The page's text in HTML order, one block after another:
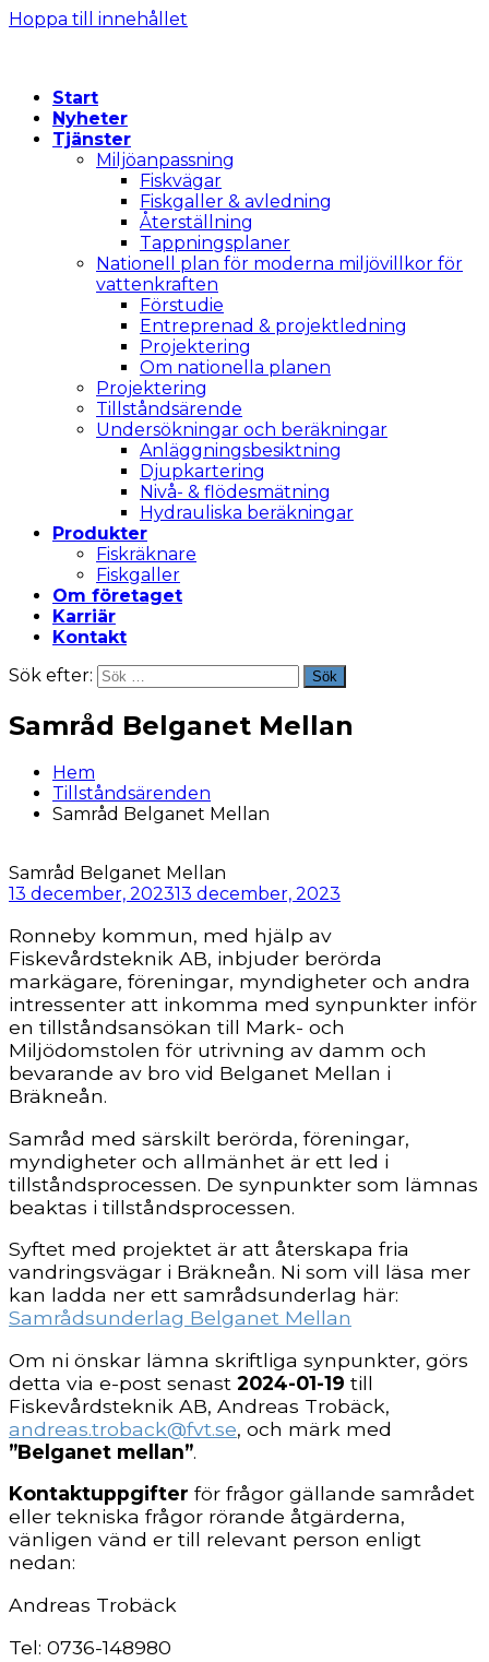
Hoppa till innehållet
Start
Nyheter
Tjänster
Miljöanpassning
Fiskvägar
Fiskgaller & avledning
Återställning
Tappningsplaner
Nationell plan för moderna miljövillkor för
vattenkraften
Förstudie
Entreprenad & projektledning
Projektering
Om nationella planen
Projektering
Tillståndsärende
Undersökningar och beräkningar
Anläggningsbesiktning
Djupkartering
Nivå- & flödesmätning
Hydrauliska beräkningar
Produkter
Fiskräknare
Fiskgaller
Om företaget
Karriär
Kontakt
Sök efter:
Sök
Samråd Belganet Mellan
Hem
Tillståndsärenden
Samråd Belganet Mellan
Samråd Belganet Mellan
13 december, 202313 december, 2023
Ronneby kommun, med hjälp av
Fiskevårdsteknik AB, inbjuder berörda
markägare, föreningar, myndigheter och andra
intressenter att inkomma med synpunkter inför
en tillståndsansökan till Mark- och
Miljödomstolen för utrivning av damm och
bevarande av bro vid Belganet Mellan i
Bräkneån.
Samråd med särskilt berörda, föreningar,
myndigheter och allmänhet är ett led i
tillstånds­processen. De synpunkter som lämnas
beaktas i tillståndsprocessen.
Syftet med projektet är att återskapa fria
vandringsvägar i Bräkneån. Ni som vill läsa mer
kan ladda ner ett samrådsunderlag här:
Samrådsunderlag Belganet Mellan
Om ni önskar lämna skriftliga synpunkter, görs
detta via e-post senast 2024-01-19 till
Fiskevårdsteknik AB, Andreas Trobäck,
andreas.troback@fvt.se, och märk med
”Belganet mellan”.
Kontaktuppgifter för frågor gällande samrådet
eller tekniska frågor rörande åtgärderna,
vänligen vänd er till relevant person enligt
nedan:
Andreas Trobäck
Tel: 0736-148980